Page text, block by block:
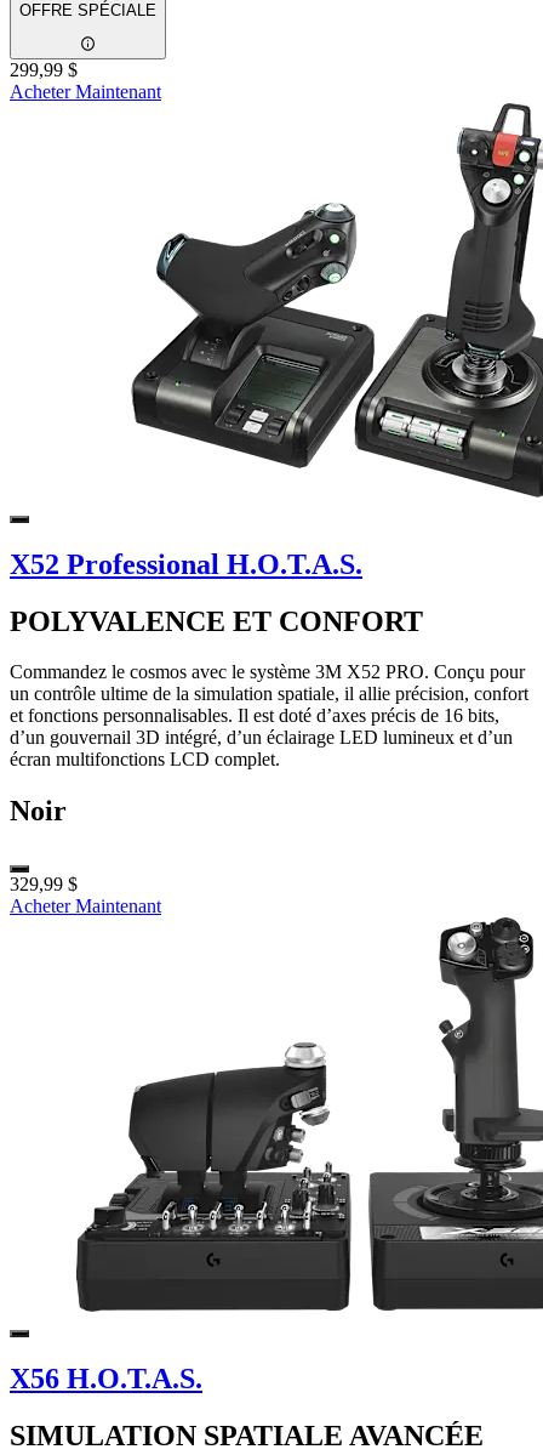
OFFRE SPÉCIALE
299,99 $
Acheter Maintenant
X52 Professional H.O.T.A.S.
POLYVALENCE ET CONFORT
Commandez le cosmos avec le système 3M X52 PRO. Conçu pour
un contrôle ultime de la simulation spatiale, il allie précision, confort
et fonctions personnalisables. Il est doté d’axes précis de 16 bits,
d’un gouvernail 3D intégré, d’un éclairage LED lumineux et d’un
écran multifonctions LCD complet.
Noir
329,99 $
Acheter Maintenant
X56 H.O.T.A.S.
SIMULATION SPATIALE AVANCÉE